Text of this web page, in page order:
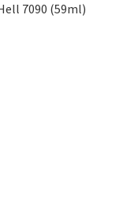
7090 (59ml)